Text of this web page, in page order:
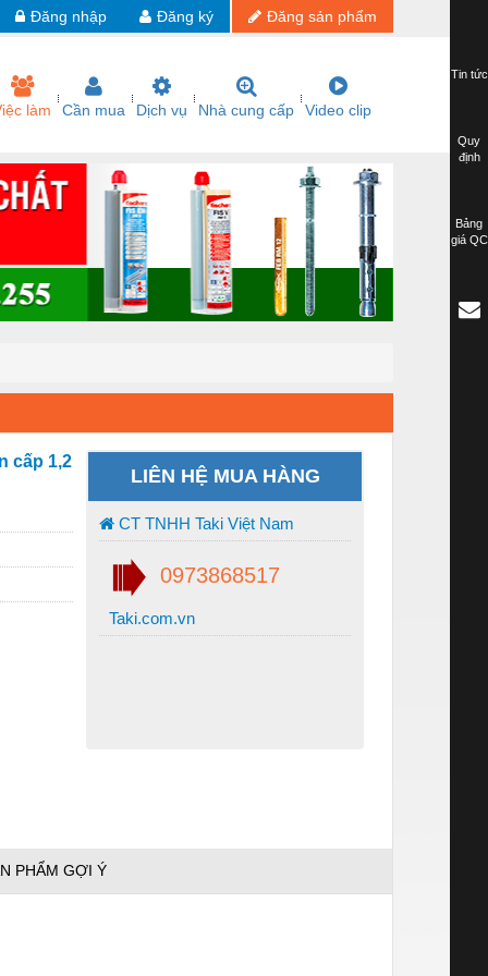
Đăng sản phẩm
Đăng ký
Đăng nhập
làm Cần mua Dịch vụ Nhà cung cấp Video clip
cấp 1,2
LIÊN HỆ MUA HÀNG
CT TNHH Taki Việt Nam
0973868517
Taki.com.vn
PHẨM GỢI Ý
Tin tức
Quy
định
Bảng
giá QC